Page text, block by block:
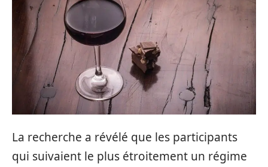
La recherche a révélé que les participants
qui suivaient le plus étroitement un régime